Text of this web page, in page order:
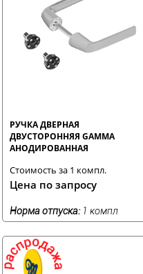
РУЧКА ДВЕРНАЯ
ДВУСТОРОННЯЯ GAMMA
АНОДИРОВАННАЯ
Стоимость за 1 компл.
Цена по запросу
Норма отпуска: 1 компл